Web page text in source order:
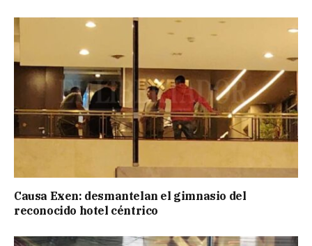
Causa Exen: desmantelan el gimnasio del
reconocido hotel céntrico